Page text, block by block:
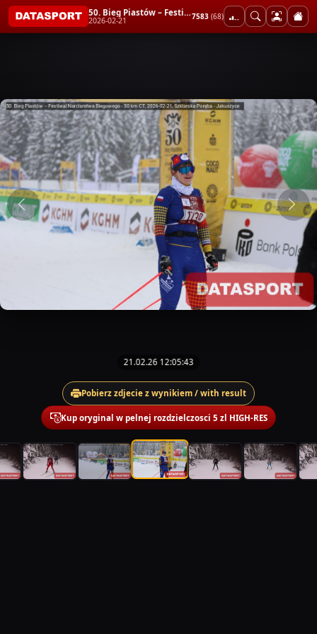
50. Bieg Piastów – Festiwal Narciarstwa Biegowego - 50 km CT
2026-02-21 7583 (68)
21.02.26 12:05:43
Pobierz zdjecie z wynikiem / with result
Kup oryginal w pelnej rozdzielczosci 5 zl HIGH-RES